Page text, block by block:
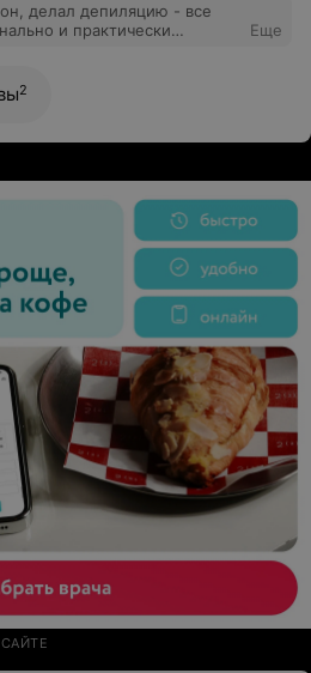
делал депиляцию - все
и практически
Еще
2